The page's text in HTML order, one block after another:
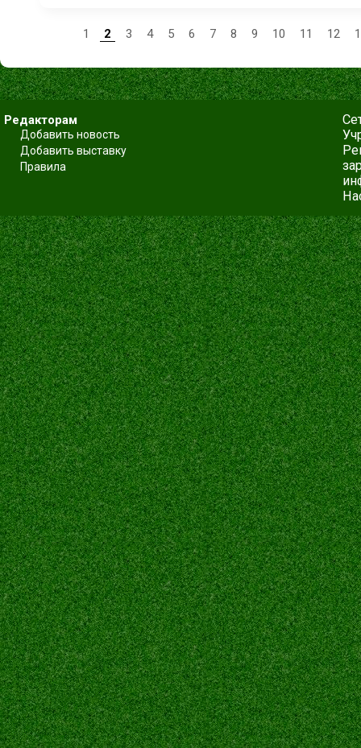
1 2 3 4 5 6 7 8 9 10 11 12
Редакторам
Добавить новость
Добавить выставку
Правила